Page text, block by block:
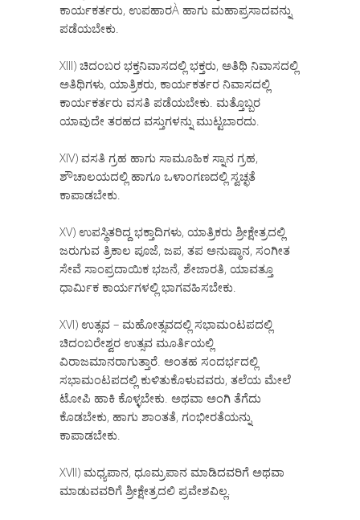
ಕಾರ್ಯಕರ್ತರು, ಉಪಹಾರÀ ಹಾಗು ಮಹಾಪ್ರಸಾದವನ್ನು
ಪಡೆಯಬೇಕು.
XIII) ಚಿದಂಬರ ಭಕ್ತನಿವಾಸದಲ್ಲಿ ಭಕ್ತರು, ಅತಿಥಿ ನಿವಾಸದಲ್ಲಿ
ಅತಿಥಿಗಳು, ಯಾತ್ರಿಕರು, ಕಾರ್ಯಕರ್ತರ ನಿವಾಸದಲ್ಲಿ
ಕಾರ್ಯಕರ್ತರು ವಸತಿ ಪಡೆಯಬೇಕು. ಮತ್ತೊಬ್ಬರ
ಯಾವುದೇ ತರಹದ ವಸ್ತುಗಳನ್ನು ಮುಟ್ಟಬಾರದು.
XIV) ವಸತಿ ಗ್ರಹ ಹಾಗು ಸಾಮೂಹಿಕ ಸ್ನಾನ ಗ್ರಹ,
ಶೌಚಾಲಯದಲ್ಲಿ ಹಾಗೂ ಒಳಾಂಗಣದಲ್ಲಿ ಸ್ವಚ್ಛತೆ
ಕಾಪಾಡಬೇಕು.
XV) ಉಪಸ್ಥಿತರಿದ್ದ ಭಕ್ತಾದಿಗಳು, ಯಾತ್ರಿಕರು ಶ್ರೀಕ್ಷೇತ್ರದಲ್ಲಿ
ಜರುಗುವ ತ್ರಿಕಾಲ ಪೂಜೆ, ಜಪ, ತಪ ಅನುಷ್ಠಾನ, ಸಂಗೀತ
ಸೇವೆ ಸಾಂಪ್ರದಾಯಿಕ ಭಜನೆ, ಶೇಜಾರತಿ, ಯಾವತ್ತೂ
ಧಾರ್ಮಿಕ ಕಾರ್ಯಗಳಲ್ಲಿ ಭಾಗವಹಿಸಬೇಕು.
XVI) ಉತ್ಸವ – ಮಹೋತ್ಸವದಲ್ಲಿ ಸಭಾಮಂಟಪದಲ್ಲಿ
ಚಿದಂಬರೇಶ್ವರ ಉತ್ಸವ ಮೂರ್ತಿಯಲ್ಲಿ
ವಿರಾಜಮಾನರಾಗುತ್ತಾರೆ. ಅಂತಹ ಸಂದರ್ಭದಲ್ಲಿ
ಸಭಾಮಂಟಪದಲ್ಲಿ ಕುಳಿತುಕೊಳುವವರು, ತಲೆಯ ಮೇಲೆ
ಟೋಪಿ ಹಾಕಿ ಕೊಳ್ಳಬೇಕು. ಅಥವಾ ಅಂಗಿ ತೆಗೆದು
ಕೊಡಬೇಕು, ಹಾಗು ಶಾಂತತೆ, ಗಂಭೀರತೆಯನ್ನು
ಕಾಪಾಡಬೇಕು.
XVII) ಮಧ್ಯಪಾನ, ಧೂಮ್ರಪಾನ ಮಾಡಿದವರಿಗೆ ಅಥವಾ
ಮಾಡುವವರಿಗೆ ಶ್ರೀಕ್ಷೇತ್ರದಲಿ ಪ್ರವೇಶವಿಲ್ಲ.